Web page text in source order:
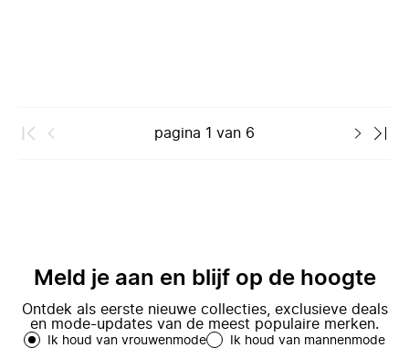
pagina 1 van 6
Meld je aan en blijf op de hoogte
Ontdek als eerste nieuwe collecties, exclusieve deals
en mode-updates van de meest populaire merken.
Ik houd van vrouwenmode Ik houd van mannenmode